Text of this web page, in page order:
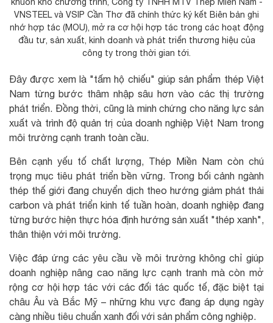
khuôn khổ chương trình, Công ty TNHH MTV Thép Miền Nam -
VNSTEEL và VSIP Cần Thơ đã chính thức ký kết Biên bản ghi
nhớ hợp tác (MOU), mở ra cơ hội hợp tác trong các hoạt động
đầu tư, sản xuất, kinh doanh và phát triển thương hiệu của
công ty trong thời gian tới.
Đây được xem là "tấm hộ chiếu" giúp sản phẩm thép Việt
Nam từng bước thâm nhập sâu hơn vào các thị trường
phát triển. Đồng thời, cũng là minh chứng cho năng lực sản
xuất và trình độ quản trị của doanh nghiệp Việt Nam trong
môi trường cạnh tranh toàn cầu.
Bên cạnh yếu tố chất lượng, Thép Miền Nam còn chú
trọng mục tiêu phát triển bền vững. Trong bối cảnh ngành
thép thế giới đang chuyển dịch theo hướng giảm phát thải
carbon và phát triển kinh tế tuần hoàn, doanh nghiệp đang
từng bước hiện thực hóa định hướng sản xuất "thép xanh",
thân thiện với môi trường.
Việc đáp ứng các yêu cầu về môi trường không chỉ giúp
doanh nghiệp nâng cao năng lực cạnh tranh mà còn mở
rộng cơ hội hợp tác với các đối tác quốc tế, đặc biệt tại
châu Âu và Bắc Mỹ – những khu vực đang áp dụng ngày
càng nhiều tiêu chuẩn xanh đối với sản phẩm công nghiệp.